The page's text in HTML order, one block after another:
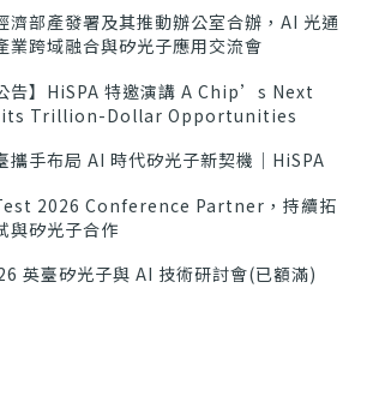
濟部產發署及其推動辦公室合辦，AI 光通
業跨域融合與矽光子應用交流會
告】HiSPA 特邀演講 A Chip’s Next
Trillion-Dollar Opportunities
攜手布局 AI 時代矽光子新契機｜HiSPA
2026 Conference Partner，持續拓
與矽光子合作
英臺矽光子與 AI 技術研討會(已額滿)